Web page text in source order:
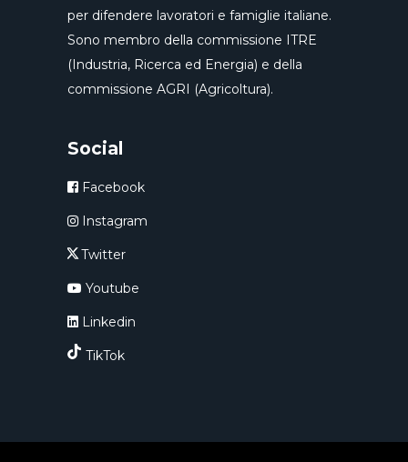
per difendere lavoratori e famiglie italiane.
Sono membro della commissione ITRE
(Industria, Ricerca ed Energia) e della
commissione AGRI (Agricoltura).
Social
Facebook
Instagram
Twitter
Youtube
Linkedin
TikTok